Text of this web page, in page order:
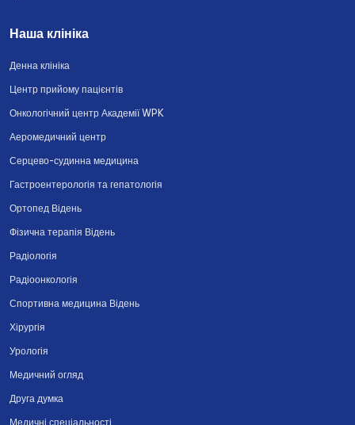
Наша клініка
Денна клініка
Центр прийому пацієнтів
Онкологічний центр Академії WPK
Аеромедичний центр
Серцево-судинна медицина
Гастроентерологія та гепатологія
Ортопед Відень
Фізична терапія Відень
Радіологія
Радіоонкологія
Спортивна медицина Відень
Хірургія
Урологія
Медичний огляд
Друга думка
Медичні спеціальності